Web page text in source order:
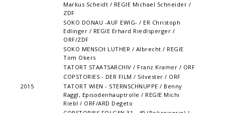
Markus Scheidt / REGIE Michael Schneider /
ZDF
SOKO DONAU -AUF EWIG- / ER Christoph
Edlinger / REGIE Erhard Riedlsperger /
ORF/ZDF
SOKO MENSCH LUTHER / Albrecht / REGIE
Tom Okers
TATORT STAATSARCHIV / Franz Kramer / ORF
COPSTORIES - DER FILM / Silvester / ORF
2015
TATORT WIEN - STERNSCHNUPPE / Benny
Raggl, Episodenhauptrolle / REGIE Michi
Riebl / ORF/ARD Degeto